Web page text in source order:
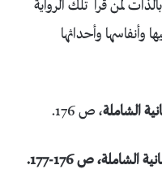
لمن قرأ تلك الرواية
وأنفاسها وأحداثها
الشاملة، ص 176.
الشاملة، ص 176-177.